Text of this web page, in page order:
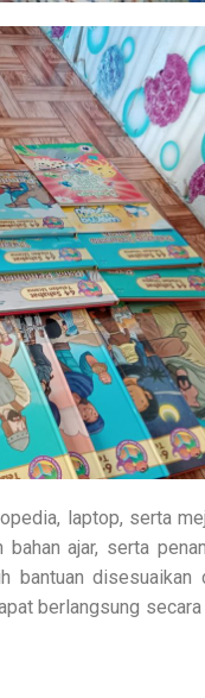
laptop, serta
ajar, serta
bantuan disesuaikan
berlangsung